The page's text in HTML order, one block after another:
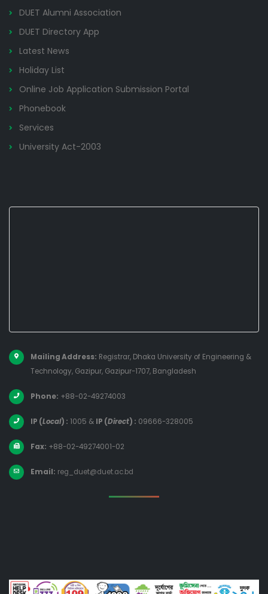
DUET Alumni Association
DUET Directory App
Latest News
Holiday List
Online Job Application Submission Portal
Phonebook
Services
University Act-2003
Mailing Address: Registrar, Dhaka University of Engineering &
Technology, Gazipur, Gazipur-1707, Bangladesh
Phone: +88-02-49274003
IP (Local) : 1005 & IP (Direct) : 09666-328005
Fax: +88-02-49274001-02
Email: reg_duet@duet.ac.bd